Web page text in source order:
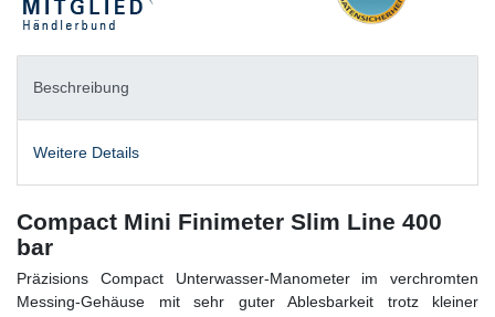
Beschreibung
Weitere Details
Compact Mini Finimeter Slim Line 400
bar
Präzisions Compact Unterwasser-Manometer im verchromten
Messing-Gehäuse mit sehr guter Ablesbarkeit trotz kleiner